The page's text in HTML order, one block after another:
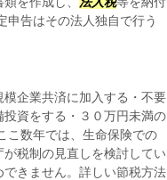
申告はその法人独自で行う
企業共済に加入する・不要
資をする・３０万円未満の
こ数年では、生命保険での
税制の見直しを検討してい
きません。詳しい節税方法